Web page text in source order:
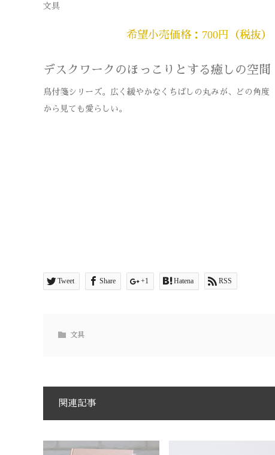
文具
希望小売価格：700円（税抜）
デスクワークのほっこりとする癒しの空間
鳥付箋シリーズ。広く緩やかなくちばしの丸みが、どの角度
から見ても愛らしい。
Tweet Share +1 Hatena RSS
文具
関連記事